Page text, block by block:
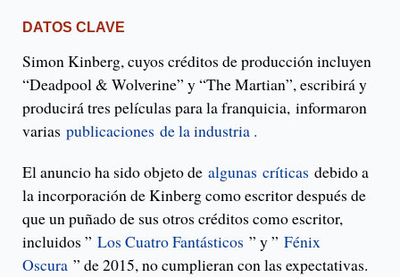
DATOS CLAVE
Simon Kinberg, cuyos créditos de producción incluyen
“Deadpool & Wolverine” y “The Martian”, escribirá y
producirá tres películas para la franquicia, informaron
varias publicaciones de la industria .
El anuncio ha sido objeto de algunas críticas debido a
la incorporación de Kinberg como escritor después de
que un puñado de sus otros créditos como escritor,
incluidos ” Los Cuatro Fantásticos ” y ” Fénix
Oscura ” de 2015, no cumplieran con las expectativas.